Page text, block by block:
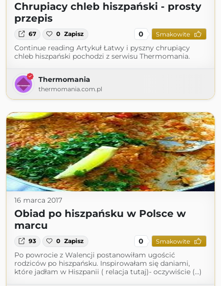
Chrupiacy chleb hiszpański - prosty
przepis
67 0 Zapisz 0 Smakowite
Continue reading Artykuł Łatwy i pyszny chrupiący
chleb hiszpański pochodzi z serwisu Thermomania.
Thermomania
thermomania.com.pl
16 marca 2017
Obiad po hiszpańsku w Polsce w
marcu
93 0 Zapisz 0 Smakowite
Po powrocie z Walencji postanowiłam ugościć
rodziców po hiszpańsku. Inspirowałam się daniami,
które jadłam w Hiszpanii ( relacja tutaj)- oczywiście (...)